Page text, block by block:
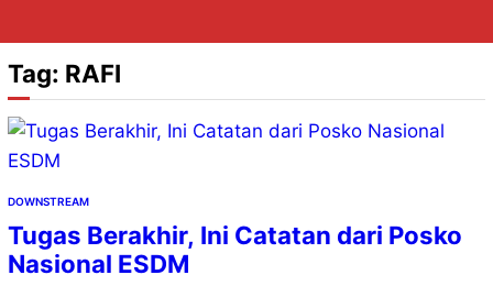
Tag: RAFI
DOWNSTREAM
Tugas Berakhir, Ini Catatan dari Posko
Nasional ESDM